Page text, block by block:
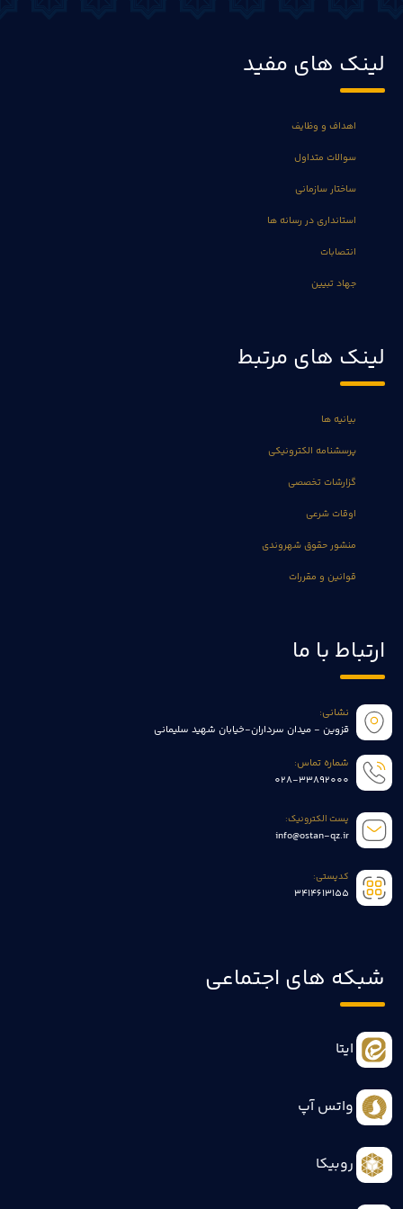
لینک های مفید
اهداف و وظایف
سوالات متداول
ساختار سازمانی
استانداری در رسانه ها
انتصابات
جهاد تبیین
لینک های مرتبط
بیانیه ها
پرسشنامه الکترونیکی
گزارشات تخصصی
اوقات شرعی
منشور حقوق شهروندی
قوانین و مقررات
ارتباط با ما
نشانی:
قزوین - میدان سرداران-خیابان شهید سلیمانی
شماره تماس:
028-33892000
پست الکترونیک:
info@ostan-qz.ir
کدپستی:
3414613155
شبکه های اجتماعی
ایتا
واتس آپ
روبیکا